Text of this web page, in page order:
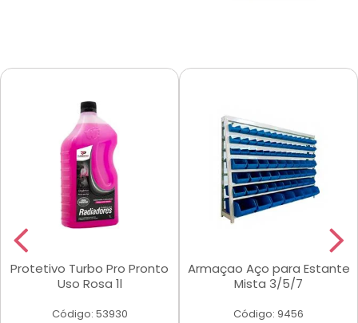
Protetivo Turbo Pro Pronto
Uso Rosa 1l
Código: 53930
Armaçao Aço para Estante
Mista 3/5/7
Código: 9456